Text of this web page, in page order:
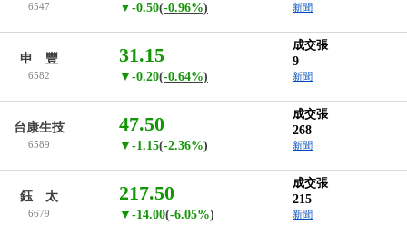
6547 ▼-0.50(-0.96%) 新聞
申 豐
6582
31.15
▼-0.20(-0.64%)
成交張
9
新聞
台康生技
6589
47.50
▼-1.15(-2.36%)
成交張
268
新聞
鈺 太
6679
217.50
▼-14.00(-6.05%)
成交張
215
新聞